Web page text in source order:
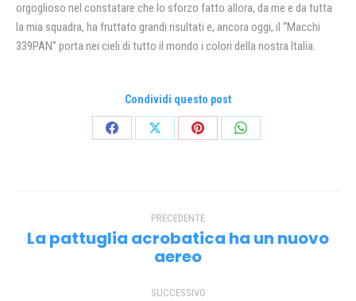
orgoglioso nel constatare che lo sforzo fatto allora, da me e da tutta
la mia squadra, ha fruttato grandi risultati e, ancora oggi, il “Macchi
339PAN” porta nei cieli di tutto il mondo i colori della nostra Italia.
Condividi questo post
CondividiCondividiCondividiCondividi
tra PRECEDENTE
Post
precedente:
La pattuglia acrobatica ha un nuovo
aereo
SUCCESSIVO